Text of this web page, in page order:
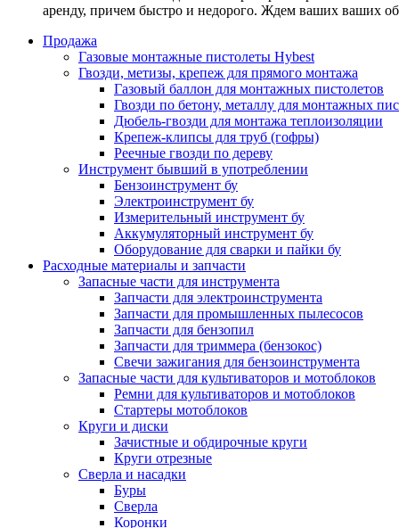
аренду, причем быстро и недорого. Ждем ваших ваших
Продажа
Газовые монтажные пистолеты Hybest
Гвозди, метизы, крепеж для прямого монтажа
Газовый баллон для монтажных пистолетов
Гвозди по бетону, металлу для монтажных
Дюбель-гвозди для монтажа теплоизоляции
Крепеж-клипсы для труб (гофры)
Реечные гвозди по дереву
Инструмент бывший в употреблении
Бензоинструмент бу
Электроинструмент бу
Измерительный инструмент бу
Аккумуляторный инструмент бу
Оборудование для сварки и пайки бу
Расходные материалы и запчасти
Запасные части для инструмента
Запчасти для электроинструмента
Запчасти для промышленных пылесосов
Запчасти для бензопил
Запчасти для триммера (бензокос)
Свечи зажигания для бензоинструмента
Запасные части для культиваторов и мотоблоков
Ремни для культиваторов и мотоблоков
Стартеры мотоблоков
Круги и диски
Зачистные и обдирочные круги
Круги отрезные
Сверла и насадки
Буры
Сверла
Коронки